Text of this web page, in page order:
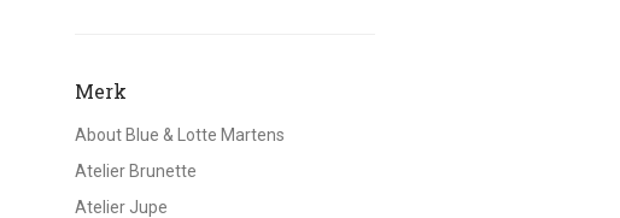
Merk
About Blue & Lotte Martens
Atelier Brunette
Atelier Jupe